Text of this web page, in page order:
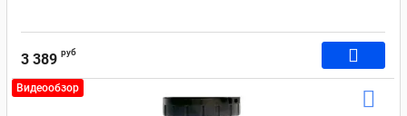
3 389 руб
Видеообзор